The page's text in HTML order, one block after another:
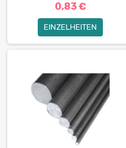
0,83 €
EINZELHEITEN